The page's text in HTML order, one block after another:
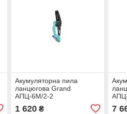
Акумуляторна пила
ланцюгова Grand
АПЦ-6М/2-2
1 620₴ 7